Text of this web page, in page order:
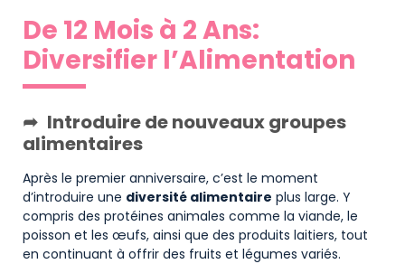
De 12 Mois à 2 Ans:
Diversifier l’Alimentation
Introduire de nouveaux groupes
alimentaires
Après le premier anniversaire, c’est le moment
d’introduire une diversité alimentaire plus large. Y
compris des protéines animales comme la viande, le
poisson et les œufs, ainsi que des produits laitiers, tout
en continuant à offrir des fruits et légumes variés.